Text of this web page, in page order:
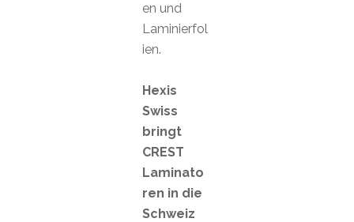
en und
Laminierfol
ien.
Hexis
Swiss
bringt
CREST
Laminato
ren in die
Schweiz